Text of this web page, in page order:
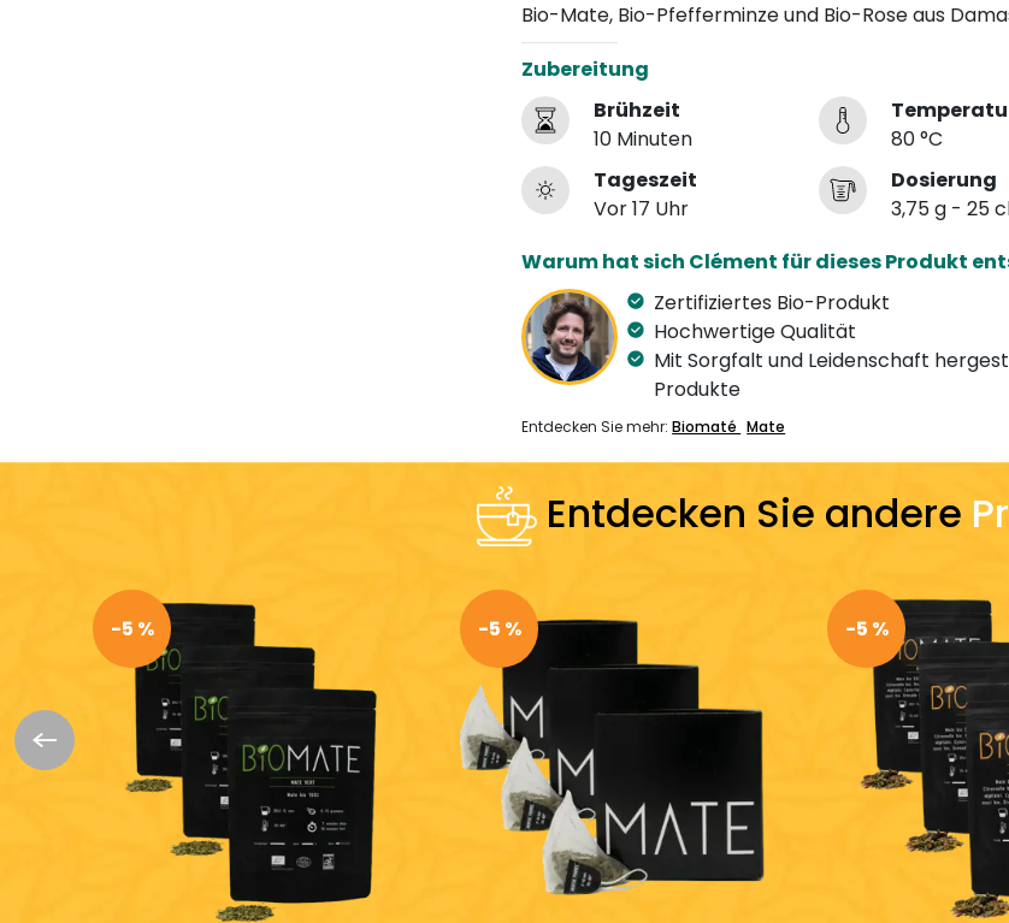
Bio-Mate, Bio-Pfefferminze und Bio-Rose aus
Zubereitung
Brühzeit
10 Minuten
80 °C
Tageszeit
Vor 17 Uhr
Dosierung
3,75 g - 25
Warum hat sich Clément für dieses Produkt
Zertifiziertes Bio-Produkt
Hochwertige Qualität
Mit Sorgfalt und Leidenschaft
Produkte
Entdecken Sie mehr:Biomaté Mate
Entdecken Sie andere
-5 % -5 % -5 %